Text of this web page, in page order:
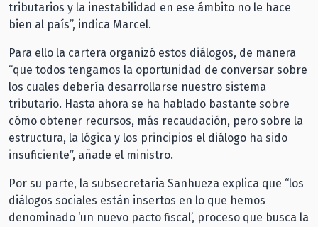
tributarios y la inestabilidad en ese ámbito no le hace
bien al país”, indica Marcel.
Para ello la cartera organizó estos diálogos, de manera
“que todos tengamos la oportunidad de conversar sobre
los cuales debería desarrollarse nuestro sistema
tributario. Hasta ahora se ha hablado bastante sobre
cómo obtener recursos, más recaudación, pero sobre la
estructura, la lógica y los principios el diálogo ha sido
insuficiente”, añade el ministro.
Por su parte, la subsecretaria Sanhueza explica que “los
diálogos sociales están insertos en lo que hemos
denominado ‘un nuevo pacto fiscal’, proceso que busca la